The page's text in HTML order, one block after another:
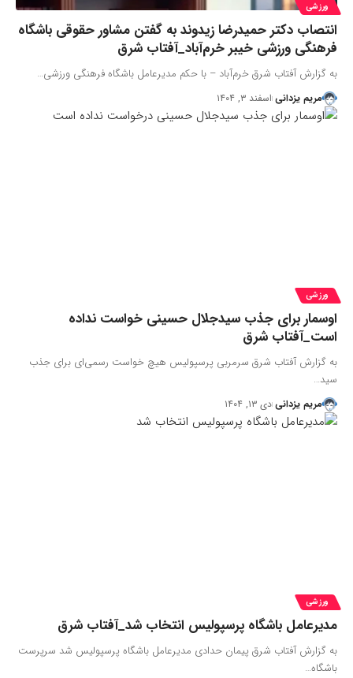
ورزشی
انتصاب دکتر حمیدرضا زیدوند به گفتن مشاور حقوقی باشگاه
فرهنگی ورزشی خیبر خرم‌آباد_آفتاب شرق
به گزارش آفتاب شرق خرم‌آباد – با حکم مدیرعامل باشگاه فرهنگی ورزشی…
مریم یزدانی اسفند ۳, ۱۴۰۴
ورزشی
اوسمار برای جذب سیدجلال حسینی خواست نداده
است_آفتاب شرق
به گزارش آفتاب شرق سرمربی پرسپولیس هیچ خواست رسمی‌ای برای جذب
سید…
مریم یزدانی دی ۱۳, ۱۴۰۴
ورزشی
مدیرعامل باشگاه پرسپولیس انتخاب شد_آفتاب شرق
به گزارش آفتاب شرق پیمان حدادی مدیرعامل باشگاه پرسپولیس شد سرپرست
باشگاه…